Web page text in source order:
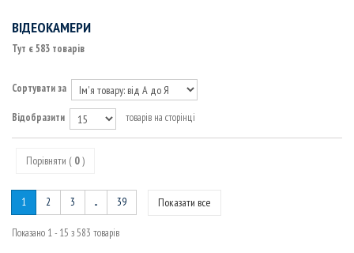
ОПТОВОЛОКОННЕ ОБЛАДНАННЯ
КАБЕЛЬНА ПРОДУКЦІЯ
МАРШРУТИЗАТОРИ
ВІДЕОКАМЕРИ
Тут є 583 товарів
Сортувати за
Відобразити товарів на сторінці
Порівняти ( 0)
Показати все
1 2 3 ... 39
Показано 1 - 15 з 583 товарів